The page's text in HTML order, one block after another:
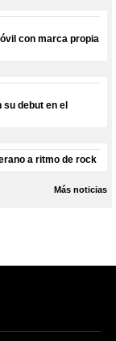
con marca propia
debut en el
a ritmo de rock
Más noticias